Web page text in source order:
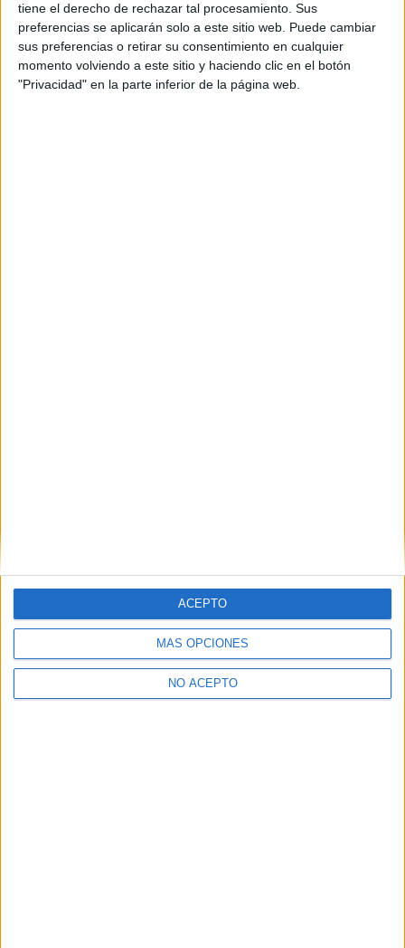
tiene el derecho de rechazar tal procesamiento. Sus
preferencias se aplicarán solo a este sitio web. Puede cambiar
sus preferencias o retirar su consentimiento en cualquier
momento volviendo a este sitio y haciendo clic en el botón
"Privacidad" en la parte inferior de la página web.
MÁS OPCIONES
NO ACEPTO
ACEPTO
Términos y Condiciones de Uso
Aceptolos Términos y Condicionesde uso*
Y como regalo de agradecimiento, por registrarte te daremos
gratis una copia de nuestro ebook con 100 consejos para tu
primer año de universidad